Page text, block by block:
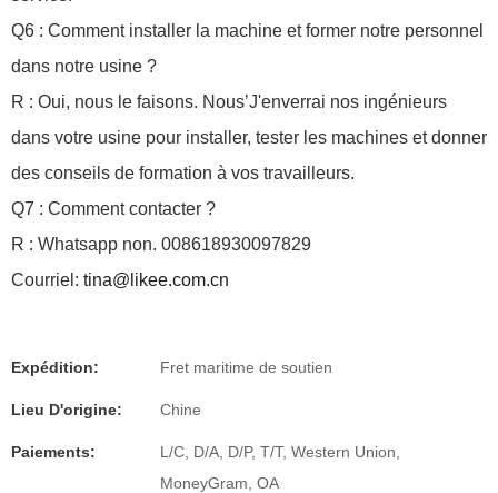
Q6 : Comment installer la machine et former notre personnel
dans notre usine ?
R : Oui, nous le faisons. Nous’J'enverrai nos ingénieurs
dans votre usine pour installer, tester les machines et donner
des conseils de formation à vos travailleurs.
Q7 : Comment contacter ?
R : Whatsapp non. 008618930097829
Courriel: tina@likee.com.cn
Expédition: Fret maritime de soutien
Lieu D'origine: Chine
Paiements:
L/C, D/A, D/P, T/T, Western Union,
MoneyGram, OA